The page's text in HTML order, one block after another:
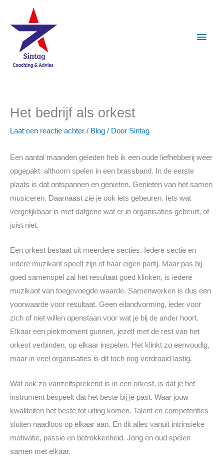
inhoud
Het bedrijf als orkest
Laat een reactie achter / Blog / Door Sintag
Een aantal maanden geleden heb ik een oude liefhebberij weer
opgepakt: althoorn spelen in een brassband. In de eerste
plaats is dat ontspannen en genieten. Genieten van het samen
musiceren. Daarnaast zie je ook iets gebeuren. Iets wat
vergelijkbaar is met datgene wat er in organisaties gebeurt, of
juist niet.
Een orkest bestaat uit meerdere secties. Iedere sectie en
iedere muzikant speelt zijn of haar eigen partij. Maar pas bij
goed samenspel zal het resultaat goed klinken, is iedere
muzikant van toegevoegde waarde. Samenwerken is dus een
voorwaarde voor resultaat. Geen eilandvorming, ieder voor
zich of niet willen openstaan voor wat je bij de ander hoort.
Elkaar een piekmoment gunnen, jezelf met de rest van het
orkest verbinden, op elkaar inspelen. Het klinkt zo eenvoudig,
maar in veel organisaties is dit toch nog verdraaid lastig.
Wat ook zo vanzelfsprekend is in een orkest, is dat je het
instrument bespeelt dat het beste bij je past. Waar jouw
kwaliteiten het beste tot uiting komen. Talent en competenties
sluiten naadloos op elkaar aan. En dit alles vanuit intrinsieke
motivatie, passie en betrokkenheid. Jong en oud spelen
samen met elkaar.